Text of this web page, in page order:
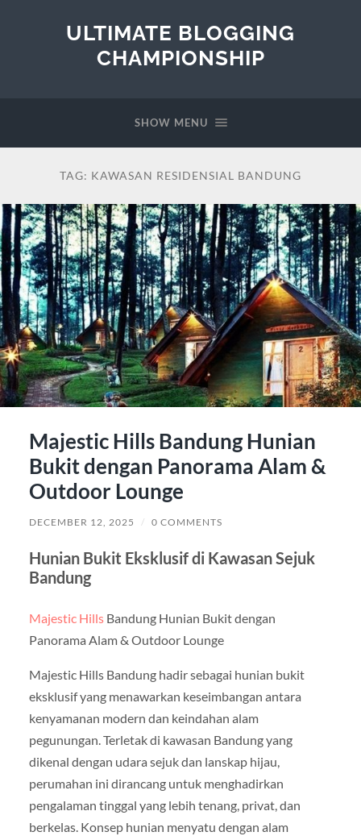
ULTIMATE BLOGGING
CHAMPIONSHIP
SHOW MENU
TAG: KAWASAN RESIDENSIAL BANDUNG
Majestic Hills Bandung Hunian
Bukit dengan Panorama Alam &
Outdoor Lounge
DECEMBER 12, 2025 / 0 COMMENTS
Hunian Bukit Eksklusif di Kawasan Sejuk
Bandung
Majestic HillsBandung Hunian Bukit dengan
Panorama Alam & Outdoor Lounge
Majestic Hills Bandung hadir sebagai hunian bukit
eksklusif yang menawarkan keseimbangan antara
kenyamanan modern dan keindahan alam
pegunungan. Terletak di kawasan Bandung yang
dikenal dengan udara sejuk dan lanskap hijau,
perumahan ini dirancang untuk menghadirkan
pengalaman tinggal yang lebih tenang, privat, dan
berkelas. Konsep hunian menyatu dengan alam